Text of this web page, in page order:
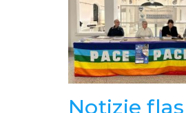
Notizie